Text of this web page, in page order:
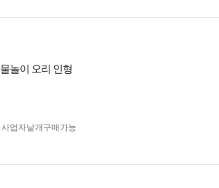
물놀이 오리 인형
사업자 낱개구매가능